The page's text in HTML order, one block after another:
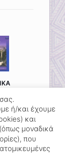
€
ή/και έχουμε
και
μοναδικά
που